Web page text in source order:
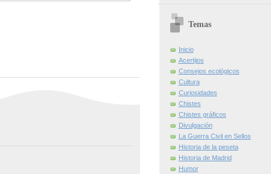
Temas
Inicio
Acertijos
Consejos ecológicos
Cultura
Curiosidades
Chistes
Chistes gráficos
Divulgación
La Guerra Civil en Sellos
Historia de la peseta
Historia de Madrid
Humor